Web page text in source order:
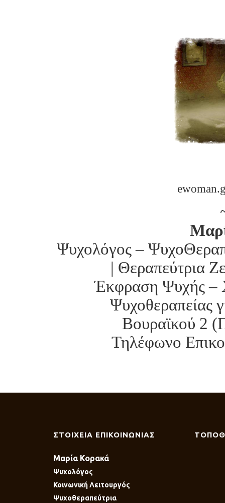
Ψυχολόγος –
| Θεραπεύτρια
Έκφραση Ψυχής –
Ψυχοθεραπείας
Βουραϊκού 2
Τηλέφωνο
ΣΤΟΙΧΕΙΑ ΕΠΙΚΟΙΝΩΝΙΑΣ
Μαρία Κορακά
Ψυχολόγος
Κοινωνική Λειτουργός
Ψυχοθεραπεύτρια